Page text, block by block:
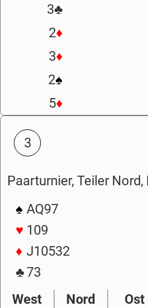
3♣
2♦
3♦
2♠
5♦
3
Paarturnier, Teiler
♠ AQ97
♥ 109
♦ J10532
♣73
West
Nord Ost